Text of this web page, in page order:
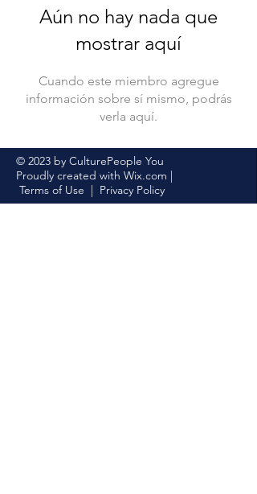
Aún no hay nada que
mostrar aquí
Cuando este miembro agregue
información sobre sí mismo, podrás
verla aquí.
© 2023 by CulturePeople You
Proudly created with Wix.com |
Terms of Use | Privacy Policy